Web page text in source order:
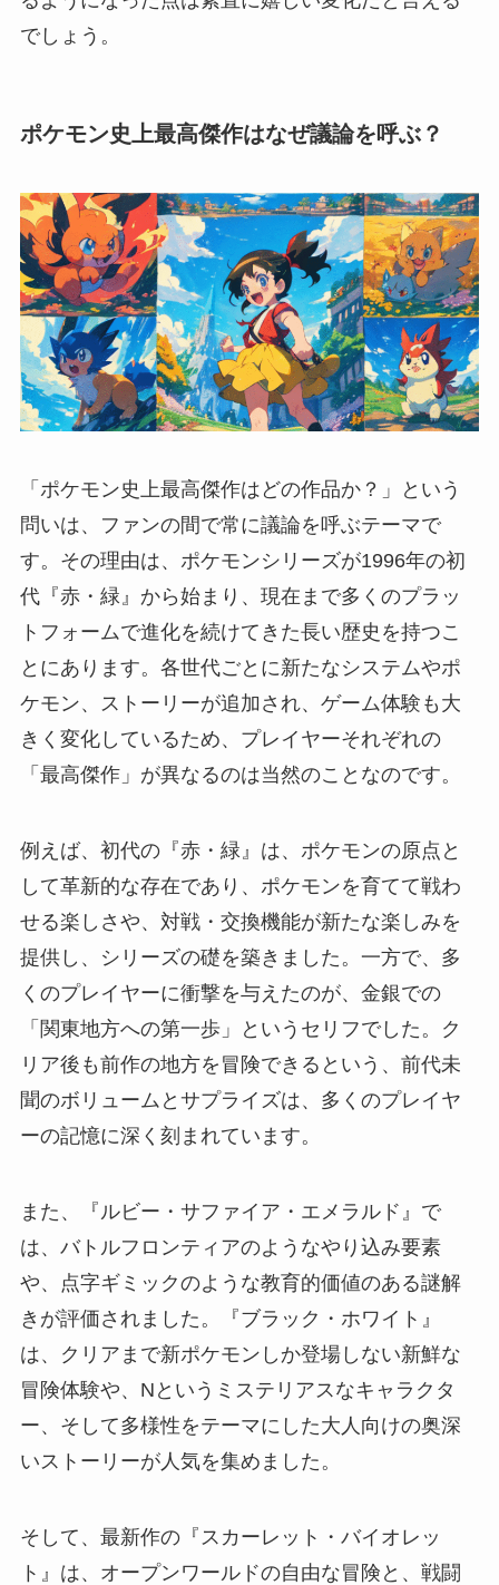
でしょう。
ポケモン史上最高傑作はなぜ議論を呼ぶ？
「ポケモン史上最高傑作はどの作品か？」という
問いは、ファンの間で常に議論を呼ぶテーマで
す。その理由は、ポケモンシリーズが1996年の初
代『赤・緑』から始まり、現在まで多くのプラッ
トフォームで進化を続けてきた長い歴史を持つこ
とにあります。各世代ごとに新たなシステムやポ
ケモン、ストーリーが追加され、ゲーム体験も大
きく変化しているため、プレイヤーそれぞれの
「最高傑作」が異なるのは当然のことなのです。
例えば、初代の『赤・緑』は、ポケモンの原点と
して革新的な存在であり、ポケモンを育てて戦わ
せる楽しさや、対戦・交換機能が新たな楽しみを
提供し、シリーズの礎を築きました。一方で、多
くのプレイヤーに衝撃を与えたのが、金銀での
「関東地方への第一歩」というセリフでした。ク
リア後も前作の地方を冒険できるという、前代未
聞のボリュームとサプライズは、多くのプレイヤ
ーの記憶に深く刻まれています。
また、『ルビー・サファイア・エメラルド』で
は、バトルフロンティアのようなやり込み要素
や、点字ギミックのような教育的価値のある謎解
きが評価されました。『ブラック・ホワイト』
は、クリアまで新ポケモンしか登場しない新鮮な
冒険体験や、Nというミステリアスなキャラクタ
ー、そして多様性をテーマにした大人向けの奥深
いストーリーが人気を集めました。
そして、最新作の『スカーレット・バイオレッ
ト』は、オープンワールドの自由な冒険と、戦闘